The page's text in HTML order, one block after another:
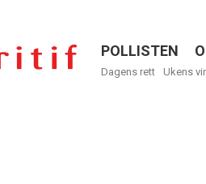
Menu
POLLISTEN
Dagens rett Ukens